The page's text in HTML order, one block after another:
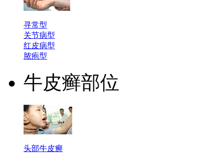
寻常型
关节病型
红皮病型
脓疱型
牛皮癣部位
头部牛皮癣